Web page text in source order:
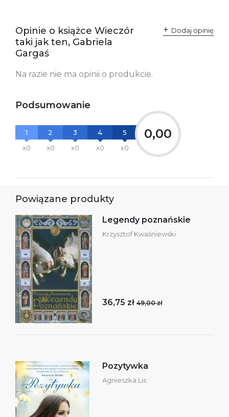
odpowiedzialne za
zgodność produktu z
przepisami:
Sp. z o.o.
ul. Fredry 8
bezpieczeństwa:
Opinie o książce Wieczór
taki jak ten, Gabriela
Gargaś
Dodaj opinię
Na razie nie ma opinii o produkcie.
Podsumowanie
1
x0
2
x0
3
x0
4
x0
5
x0
0,00
Powiązane produkty
Legendy poznańskie
Krzysztof Kwaśniewski
36,75 zł 49,00 zł
Pozytywka
Agnieszka Lis